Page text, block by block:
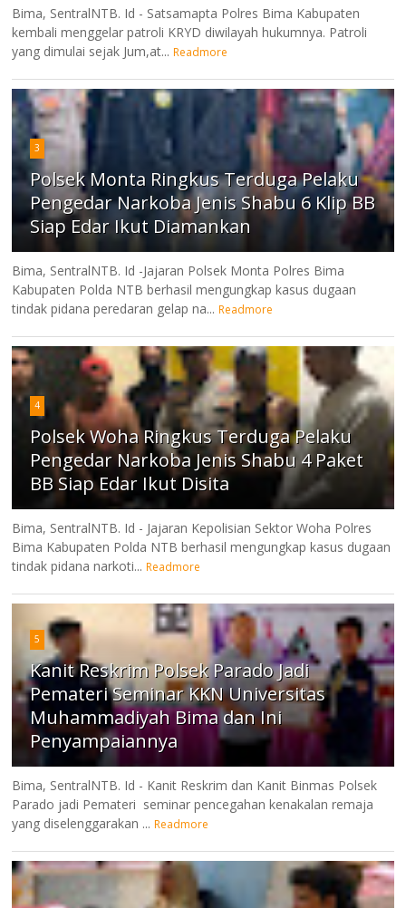
Bima, SentralNTB. Id - Satsamapta Polres Bima Kabupaten
kembali menggelar patroli KRYD diwilayah hukumnya. Patroli
yang dimulai sejak Jum,at... Readmore
3
Polsek Monta Ringkus Terduga Pelaku
Pengedar Narkoba Jenis Shabu 6 Klip BB
Siap Edar Ikut Diamankan
Bima, SentralNTB. Id -Jajaran Polsek Monta Polres Bima
Kabupaten Polda NTB berhasil mengungkap kasus dugaan
tindak pidana peredaran gelap na... Readmore
4
Polsek Woha Ringkus Terduga Pelaku
Pengedar Narkoba Jenis Shabu 4 Paket
BB Siap Edar Ikut Disita
Bima, SentralNTB. Id - Jajaran Kepolisian Sektor Woha Polres
Bima Kabupaten Polda NTB berhasil mengungkap kasus dugaan
tindak pidana narkoti... Readmore
5
Kanit Reskrim Polsek Parado Jadi
Pemateri Seminar KKN Universitas
Muhammadiyah Bima dan Ini
Penyampaiannya
Bima, SentralNTB. Id - Kanit Reskrim dan Kanit Binmas Polsek
Parado jadi Pemateri seminar pencegahan kenakalan remaja
yang diselenggarakan ... Readmore